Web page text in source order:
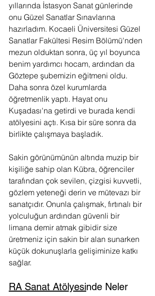
yıllarında İstasyon Sanat günlerinde
onu Güzel Sanatlar Sınavlarına
hazırladım. Kocaeli Üniversitesi Güzel
Sanatlar Fakültesi Resim Bölümü'nden
mezun olduktan sonra, üç yıl boyunca
benim yardımcı hocam, ardından da
Göztepe şubemizin eğitmeni oldu.
Daha sonra özel kurumlarda
öğretmenlik yaptı. Hayat onu
Kuşadası'na getirdi ve burada kendi
atölyesini açtı. Kısa bir süre sonra da
birlikte çalışmaya başladık.
Sakin görünümünün altında muzip bir
kişiliğe sahip olan Kübra, öğrenciler
tarafından çok sevilen, çizgisi kuvvetli,
gözlem yeteneği derin ve mütevazı bir
sanatçıdır. Onunla çalışmak, fırtınalı bir
yolculuğun ardından güvenli bir
limana demir atmak gibidir size
üretmeniz için sakin bir alan sunarken
küçük dokunuşlarla gelişiminize katkı
sağlar.
RA Sanat Atölyesinde Neler